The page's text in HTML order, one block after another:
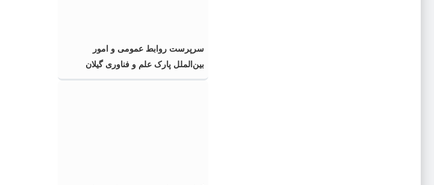
سرپرست روابط عمومی و امور
بین‌الملل پارک علم و فناوری گیلان
منصوب شد